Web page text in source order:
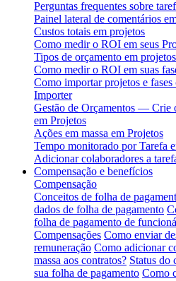
Perguntas frequentes sobre
Painel lateral de comentários
Custos totais em projetos
Como medir o ROI em seus
Tipos de orçamento em projetos
Como medir o ROI em suas
Como importar projetos e
Importer
Gestão de Orçamentos — Crie
em Projetos
Ações em massa em Projetos
Tempo monitorado por Tarefa
Adicionar colaboradores a
Compensação e benefícios
Compensação
Conceitos de folha de
dados de folha de pagamento
folha de pagamento de
Compensações Como enviar
remuneração Como adicionar
massa aos contratos? Status do
sua folha de pagamento Como